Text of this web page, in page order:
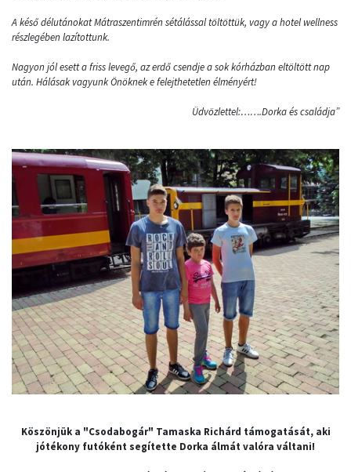
A késő délutánokat Mátraszentimrén sétálással töltöttük, vagy a hotel wellness
részlegében lazítottunk.
Nagyon jól esett a friss levegő, az erdő csendje a sok kórházban eltöltött nap
után. Hálásak vagyunk Önöknek e felejthetetlen élményért!
Üdvözlettel:…….Dorka és családja”
Köszönjük a "Csodabogár" Tamaska Richárd támogatását, aki
jótékony futóként segítette Dorka álmát valóra váltani!